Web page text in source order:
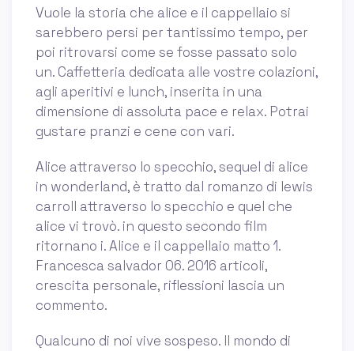
Vuole la storia che alice e il cappellaio si
sarebbero persi per tantissimo tempo, per
poi ritrovarsi come se fosse passato solo
un. Caffetteria dedicata alle vostre colazioni,
agli aperitivi e lunch, inserita in una
dimensione di assoluta pace e relax. Potrai
gustare pranzi e cene con vari.
Alice attraverso lo specchio, sequel di alice
in wonderland, è tratto dal romanzo di lewis
carroll attraverso lo specchio e quel che
alice vi trovò. in questo secondo film
ritornano i. Alice e il cappellaio matto 1.
Francesca salvador 06. 2016 articoli,
crescita personale, riflessioni lascia un
commento.
Qualcuno di noi vive sospeso. Il mondo di